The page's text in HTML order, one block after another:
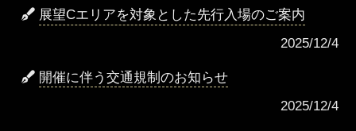
展望Cエリアを対象とした先行入場のご案内
2025/12/4
開催に伴う交通規制のお知らせ
2025/12/4